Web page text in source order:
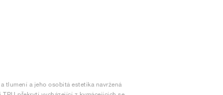
tlumení a jeho osobitá estetika navržená